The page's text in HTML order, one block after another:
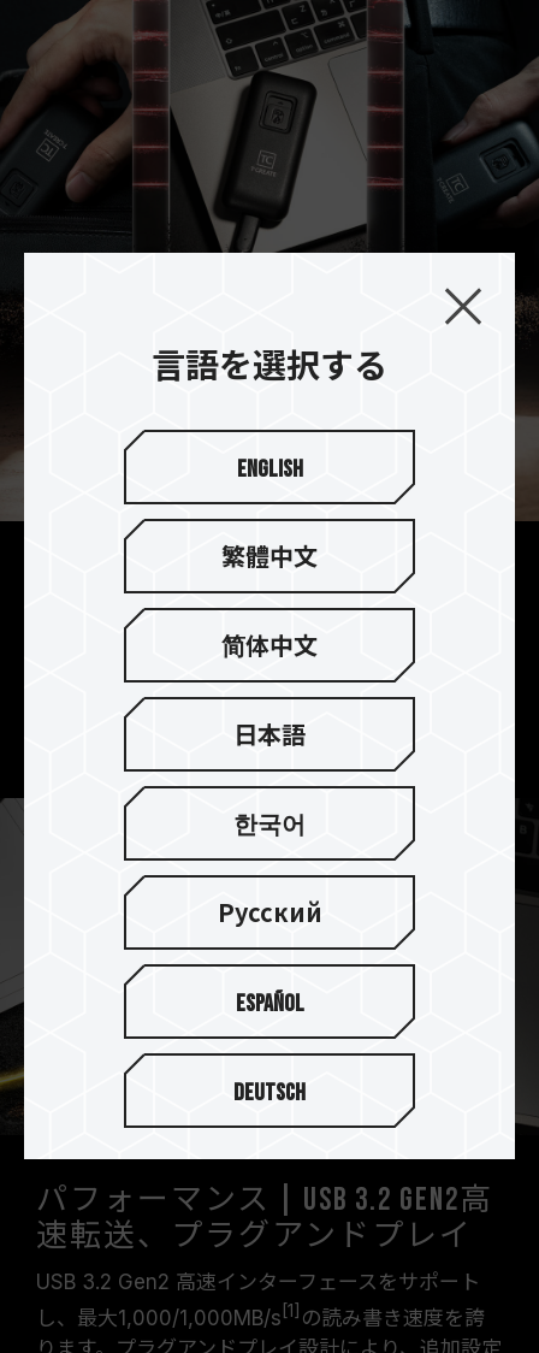
携帯性 | 42g軽量設計で、モバ
イルデータセキュリティを片
手で操作
本体はわずか42g軽量設計で片手で持てるので、作
業時や持ち運び時にも操作がスムーズで便利です。
パフォーマンス | USB 3.2 Gen2高
速転送、プラグアンドプレイ
USB 3.2 Gen2 高速インターフェースをサポート
し、最大1,000/1,000MB/s [1] の読み書き速度を誇
ります。プラグアンドプレイ設計により、追加設定
言語を選択する
English
繁體中文
简体中文
日本語
한국어
Русский
Español
Deutsch